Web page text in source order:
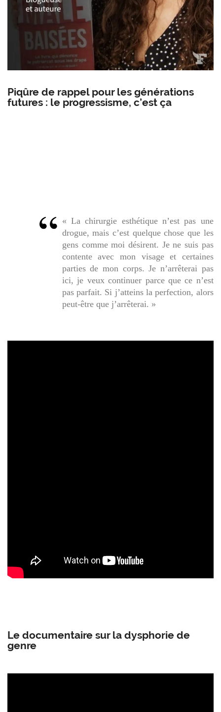
Piqûre de rappel pour les générations
futures : le progressisme, c’est ça
« La chirurgie esthétique n’est pas une
drogue, mais c’est quelque chose que les
gens comme moi désirent. Je ne suis pas
contente avec mon visage et certaines
parties de mon corps. Je n’arrêterai pas
ici, je veux continuer parce que ce n’est
pas parfait. Si j’atteins la perfection, alors
peut-être que j’arrêterai. »
Le documentaire sur la dysphorie de
genre